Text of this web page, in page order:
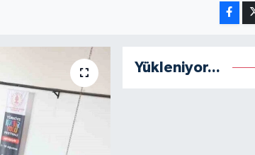
Yükleniyor...